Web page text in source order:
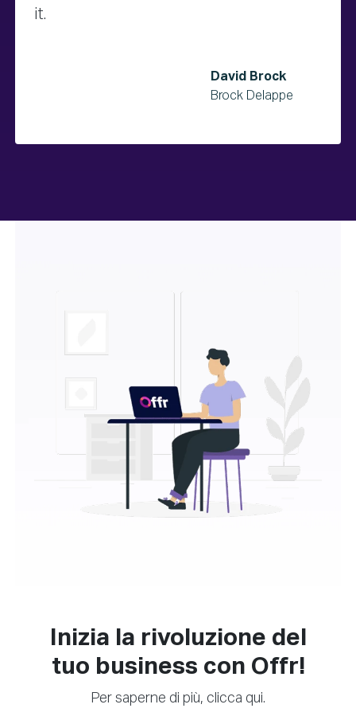
it.
David Brock
Brock Delappe
Inizia la rivoluzione del
tuo business con Offr!
Per saperne di più, clicca qui.